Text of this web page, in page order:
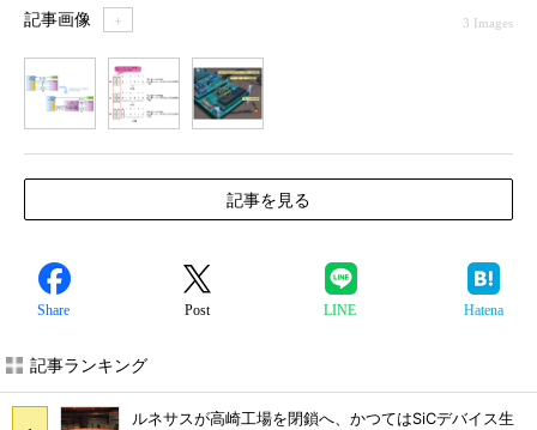
記事画像 ＋ 3 Images
記事を見る
Share Post LINE Hatena
記事ランキング
ルネサスが高崎工場を閉鎖へ、かつてはSiCデバイス生